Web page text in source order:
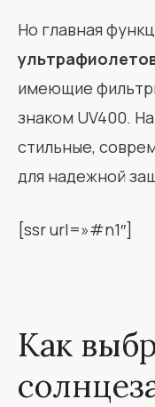
Но главная
имеющие
знаком UV400.
стильные,
для надежной
[ssr url=»#n1″]
Как